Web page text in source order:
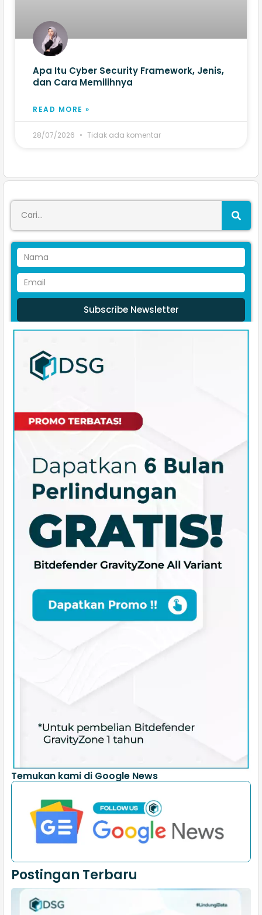
Apa Itu Cyber Security Framework, Jenis,
dan Cara Memilihnya
READ MORE »
28/07/2026 Tidak ada komentar
Subscribe Newsletter
Temukan kami di Google News
Postingan Terbaru